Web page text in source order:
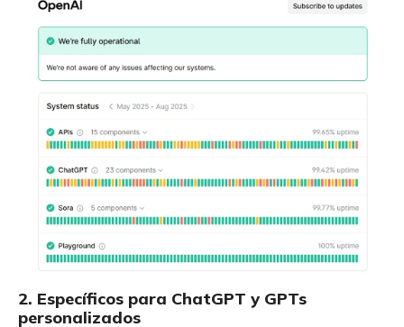
2. Específicos para ChatGPT y GPTs
personalizados